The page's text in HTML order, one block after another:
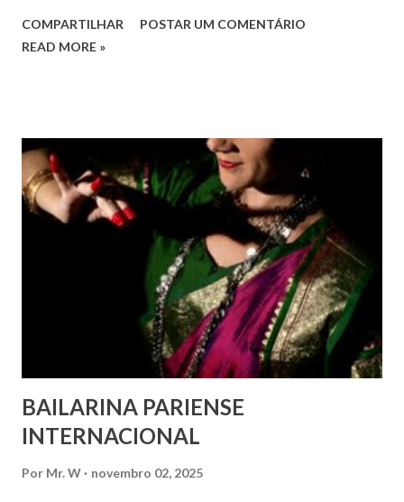
em todos os lugares. Este ano, o foco é sobre os direitos
Estes direitos humanos – os direitos à liberdade de opinião
e de expressão, de reunião pacífica e de associação, e de
participar no governo (artigos 19, 20 e 21 da Declaração
Universal dos Direitos Humanos ) – têm estado no centro
das mudanças históricas no mundo árabe nos últimos dois
anos, em que milhões foram às ruas para exigir mudanças.
Em outras partes do mundo, os “99%” fizeram suas vozes
serem ouvidas através ...
COMPARTILHAR
POSTAR UM COMENTÁRIO
READ MORE »
BAILARINA PARIENSE
INTERNACIONAL
Por Mr. W novembro 02, 2025